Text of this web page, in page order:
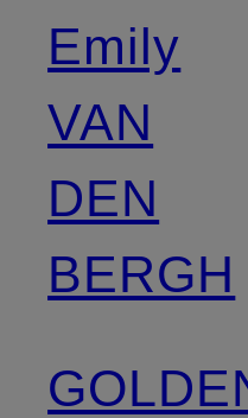
Emily
VAN
DEN
BERGH